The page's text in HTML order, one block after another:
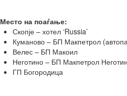
Место на поаѓање:
Скопје – хотел ‘Russia’
Куманово – БП Макпетрол
Велес – БП Макоил
Неготино – БП Макпетрол
ГП Богородица